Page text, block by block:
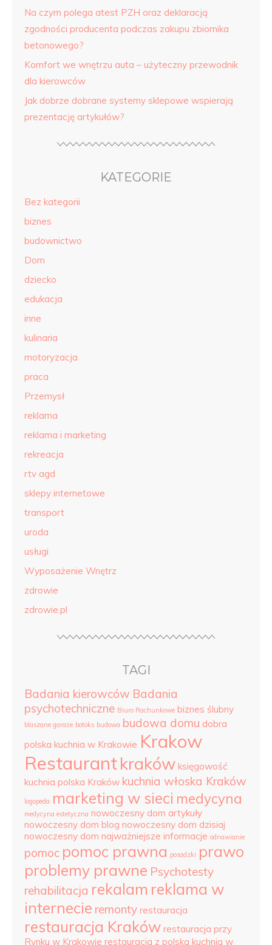
Na czym polega atest PZH oraz deklaracją
zgodności producenta podczas zakupu zbiornika
betonowego?
Komfort we wnętrzu auta – użyteczny przewodnik
dla kierowców
Jak dobrze dobrane systemy sklepowe wspierają
prezentację artykułów?
KATEGORIE
Bez kategorii
biznes
budownictwo
Dom
dziecko
edukacja
inne
kulinaria
motoryzacja
praca
Przemysł
reklama
reklama i marketing
rekreacja
rtv agd
sklepy internetowe
transport
uroda
usługi
Wyposażenie Wnętrz
zdrowie
zdrowie.pl
TAGI
Badania kierowców Badania
psychotechniczne Biuro Rachunkowe biznes ślubny
blaszane garaże botoks budowa budowa domu dobra
polska kuchnia w Krakowie Krakow
Restaurantkraków księgowość
kuchnia polska Kraków kuchnia włoska Kraków
logopeda marketing w sieci medycyna
medycyna estetyczna nowoczesny dom artykuły
nowoczesny dom blog nowoczesny dom dzisiaj
nowoczesny dom najważniejsze informacje odnawianie
pomoc pomoc prawna posadzki prawo
problemy prawne Psychotesty
rehabilitacja rekalam reklama w
internecie remonty restauracja
restauracja Kraków restauracja przy
Rynku w Krakowie restauracja z polską kuchnią w